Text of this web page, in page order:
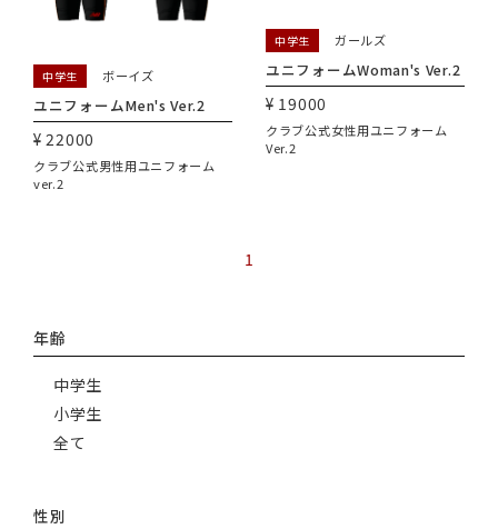
中学生 ボーイズ
ユニフォームMen's Ver.2
¥ 22000
クラブ公式男性用ユニフォーム
ver.2
中学生 ガールズ
ユニフォームWoman's Ver.2
¥ 19000
クラブ公式女性用ユニフォーム
Ver.2
1
年齢
中学生
小学生
全て
性別